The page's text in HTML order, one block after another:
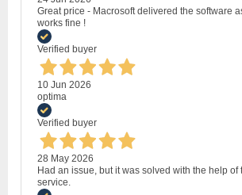
Great price - Macrosoft delivered the software
works fine !
Verified buyer
10 Jun 2026
optima
Verified buyer
28 May 2026
Had an issue, but it was solved with the help of
service.